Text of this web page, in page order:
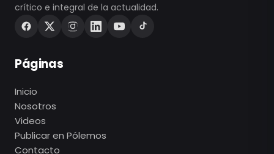
crítico e integral de la actualidad.
Páginas
Inicio
Nosotros
Videos
Publicar en Pólemos
Contacto